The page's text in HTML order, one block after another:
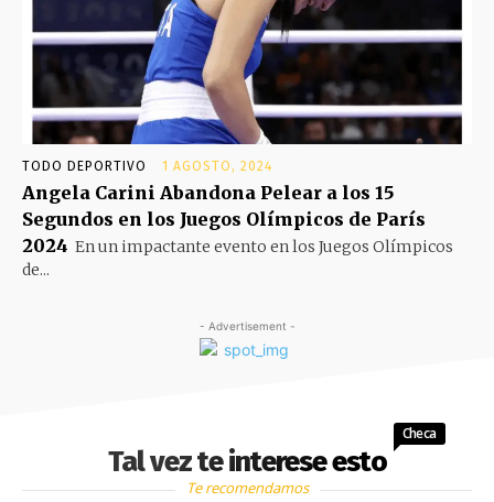
TODO DEPORTIVO 1 AGOSTO, 2024
Angela Carini Abandona Pelear a los 15
Segundos en los Juegos Olímpicos de París
2024 En un impactante evento en los Juegos Olímpicos
de...
- Advertisement -
Tal vez te interese esto
Checa
Te recomendamos